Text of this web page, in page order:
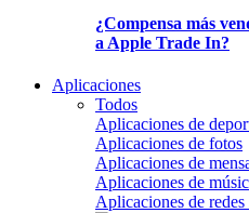
¿Compensa más
a Apple Trade In?
Aplicaciones
Todos
Aplicaciones de
Aplicaciones de fotos
Aplicaciones de
Aplicaciones de
Aplicaciones de redes